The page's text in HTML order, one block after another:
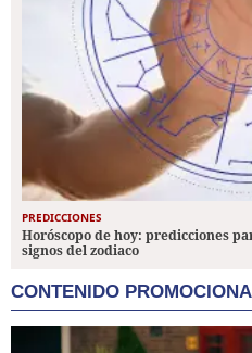
PREDICCIONES
Horóscopo de hoy: predicciones
signos del zodiaco
CONTENIDO